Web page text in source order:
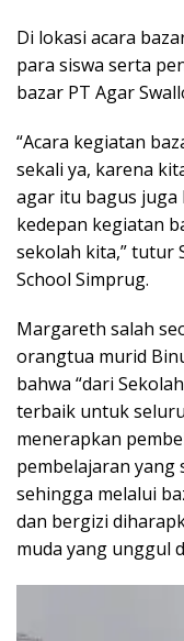
Di lokasi acara
para siswa serta
bazar PT Agar
“Acara kegiatan
sekali ya, karena
agar itu bagus juga
kedepan kegiatan
sekolah kita,” tutur
School Simprug.
Margareth salah
orangtua murid
bahwa “dari
terbaik untuk
menerapkan
pembelajaran yang
sehingga melalui
dan bergizi
muda yang unggul